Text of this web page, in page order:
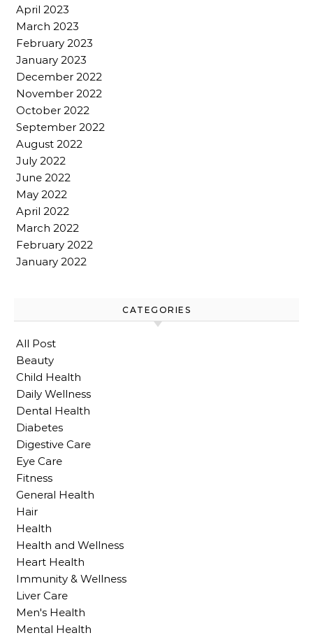
April 2023
March 2023
February 2023
January 2023
December 2022
November 2022
October 2022
September 2022
August 2022
July 2022
June 2022
May 2022
April 2022
March 2022
February 2022
January 2022
CATEGORIES
All Post
Beauty
Child Health
Daily Wellness
Dental Health
Diabetes
Digestive Care
Eye Care
Fitness
General Health
Hair
Health
Health and Wellness
Heart Health
Immunity & Wellness
Liver Care
Men's Health
Mental Health